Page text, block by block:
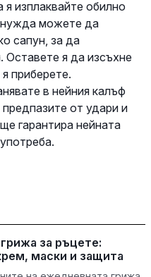
изплаквайте обилно
можете да
сапун, за да
Оставете я да изсъхне
приберете.
в нейния калъф
от удари и
гарантира нейната
за ръцете:
маски и защита